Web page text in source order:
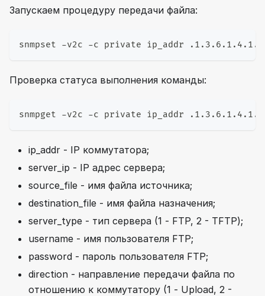
Запускаем процедуру передачи файла:
snmpset -v2c -c private ip_addr
Проверка статуса выполнения команды:
snmpget -v2c -c private ip_addr
ip_addr - IP коммутатора;
server_ip - IP адрес сервера;
source_file - имя файла источника;
destination_file - имя файла назначения;
server_type - тип сервера (1 - FTP, 2 - TFTP);
username - имя пользователя FTP;
password - пароль пользователя FTP;
direction - направление передачи файла по
отношению к коммутатору (1 - Upload, 2 -